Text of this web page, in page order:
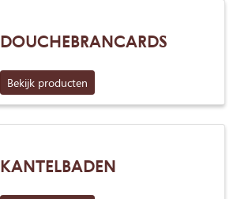
DOUCHEBRANCARDS
Bekijk producten
KANTELBADEN